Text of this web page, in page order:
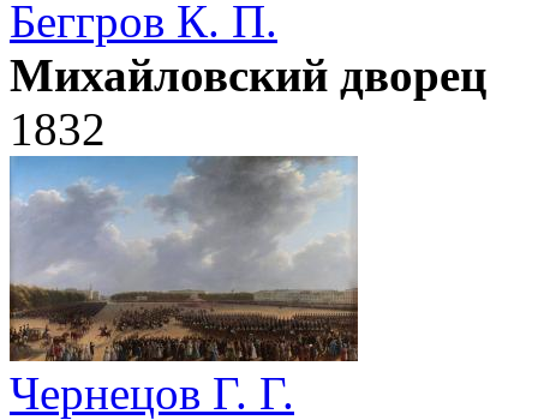
Беггров К. П.
Михайловский дворец
1832
Чернецов Г. Г.